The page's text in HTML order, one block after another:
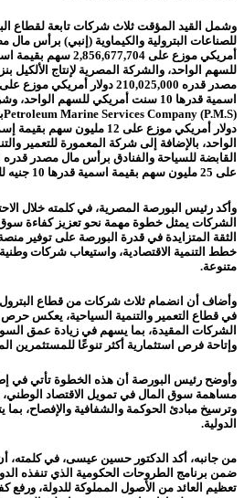
وشمل القيد المؤقت ثلاث شركات تابعة لقطاع
للسهم الواحد، والشركة المصرية لإنتاج
اسمية قدرها 10 سنت أمريكي للسهم
الواحد، بالإضافة إلى شركة المعمورة للتعمير
على 25 مليون سهم بقيمة اسمية قدرها 10 جنيه للسهم الواحد.
وأكد رئيس البورصة المصرية، في كلمته خلال
الشركات يمثل خطوة مهمة نحو تعزيز كفاءة
الثقة المتزايدة في قدرة البورصة على توفير
خطط التنمية الاقتصادية، واستيعاب شركات
متنوعة.
وأضاف أن انضمام ثلاث شركات من قطاع
في قطاع التعمير والتنمية السياحية، يعكس حرص
الشركات المقيدة، بما يسهم في زيادة عمق
وإتاحة فرص استثمارية أكثر تنوعًا للمستثمرين
وأوضح رئيس البورصة أن هذه الخطوة تأتي في
مساهمة سوق المال في تمويل الاقتصاد الوطني،
وترسيخ مبادئ الحوكمة والشفافية والإفصاح،
الدولية.
من جانبه، أكد الدكتور حسين عيسى، في
ضمن برنامج الطروحات الحكومية الذي تنفذه
تعظيم العائد من الأصول المملوكة للدولة، ورفع